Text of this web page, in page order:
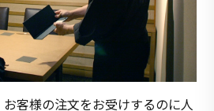
お客様の注文をお受けするのに人